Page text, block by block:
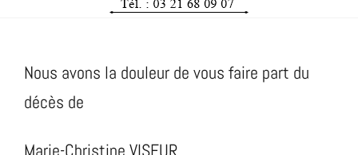
Nous avons la douleur de vous faire part du
décès de
Marie-Christine VISEUR